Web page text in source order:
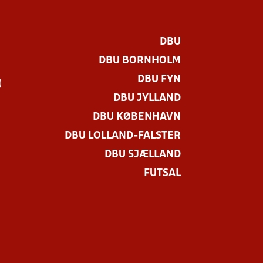
DBU
DBU BORNHOLM
DBU FYN
DBU JYLLAND
DBU KØBENHAVN
DBU LOLLAND-FALSTER
DBU SJÆLLAND
FUTSAL